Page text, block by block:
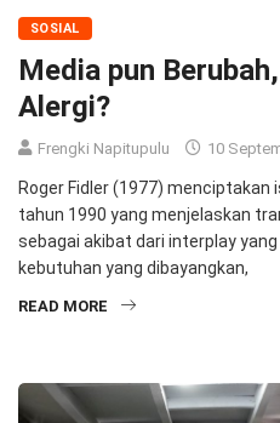
SOSIAL
Media pun
Alergi?
Frengki Napitupulu 10
Roger Fidler (1977)
tahun 1990 yang menjelaskan
sebagai akibat dari interplay
kebutuhan yang dibayangkan,
READ MORE